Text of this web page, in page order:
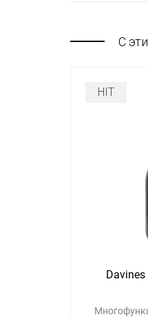
С
HIT
Davines